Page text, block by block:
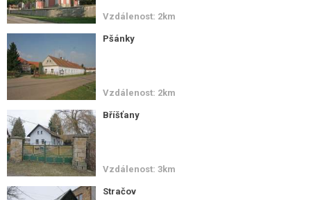
Vzdálenost: 2km
Pšánky
Vzdálenost: 2km
Bříšťany
Vzdálenost: 3km
Stračov